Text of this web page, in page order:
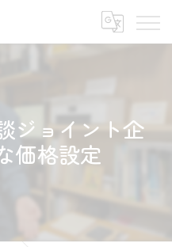
ジョイント企
価格設定